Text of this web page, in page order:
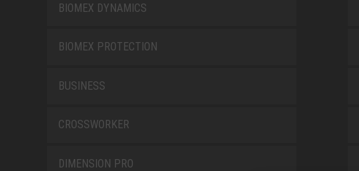
BIOMEX DYNAMICS
BIOMEX PROTECTION
BUSINESS
CROSSWORKER
DIMENSION PRO